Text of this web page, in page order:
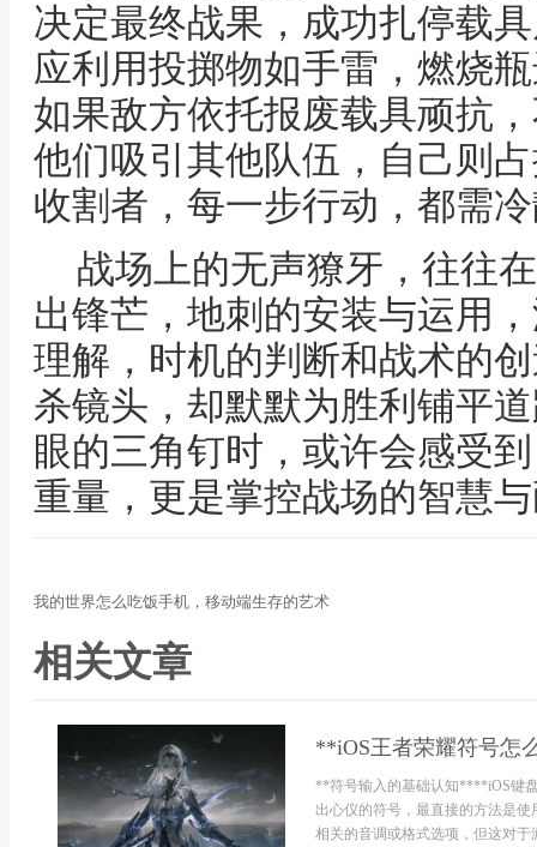
决定最终战果，成功扎停载
应利用投掷物如手雷，燃烧
如果敌方依托报废载具顽抗
他们吸引其他队伍，自己则
收割者，每一步行动，都需
战场上的无声獠牙，往往
出锋芒，地刺的安装与运用
理解，时机的判断和战术的
杀镜头，却默默为胜利铺平
眼的三角钉时，或许会感受
重量，更是掌控战场的智慧
我的世界怎么吃饭手机，移动端生存的艺术
相关文章
**iOS王者荣耀符号怎
**符号输入的基础认知****iOS键
出心仪的符号，最直接的方法是
相关的音调或格式选项，但这对